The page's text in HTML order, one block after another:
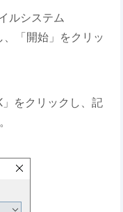
ルシステム
、「開始」をクリッ
をクリックし、記